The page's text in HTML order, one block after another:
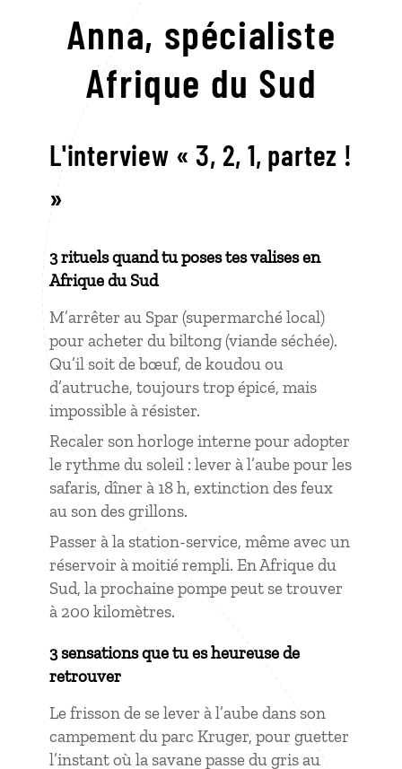
Anna, spécialiste
Afrique du Sud
L'interview « 3, 2, 1, partez !
»
3 rituels quand tu poses tes valises en
Afrique du Sud
M’arrêter au Spar (supermarché local)
pour acheter du biltong (viande séchée).
Qu’il soit de bœuf, de koudou ou
d’autruche, toujours trop épicé, mais
impossible à résister.
Recaler son horloge interne pour adopter
le rythme du soleil : lever à l’aube pour les
safaris, dîner à 18 h, extinction des feux
au son des grillons.
Passer à la station-service, même avec un
réservoir à moitié rempli. En Afrique du
Sud, la prochaine pompe peut se trouver
à 200 kilomètres.
3 sensations que tu es heureuse de
retrouver
Le frisson de se lever à l’aube dans son
campement du parc Kruger, pour guetter
l’instant où la savane passe du gris au